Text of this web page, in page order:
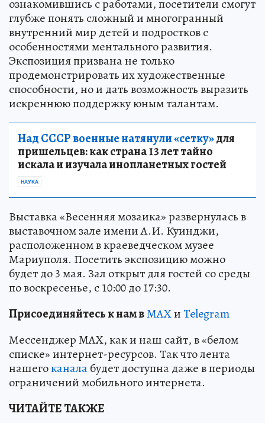
ознакомившись с работами, посетители смогут
глубже понять сложный и многогранный
внутренний мир детей и подростков с
особенностями ментального развития.
Экспозиция призвана не только
продемонстрировать их художественные
способности, но и дать возможность выразить
искреннюю поддержку юным талантам.
Над СССР военные натянули «сетку»для
пришельцев: как страна 13 лет тайно
искала и изучала инопланетных гостей
НАУКА
Выставка «Весенняя мозаика» развернулась в
выставочном зале имени А.И. Куинджи,
расположенном в краеведческом музее
Мариуполя. Посетить экспозицию можно
будет до 3 мая. Зал открыт для гостей со среды
по воскресенье, с 10:00 до 17:30.
Присоединяйтесь к нам вMAXиTelegram
Мессенджер MAX, как и наш сайт, в «белом
списке» интернет-ресурсов. Так что лента
нашегоканалабудет доступна даже в периоды
ограничений мобильного интернета.
ЧИТАЙТЕ ТАКЖЕ